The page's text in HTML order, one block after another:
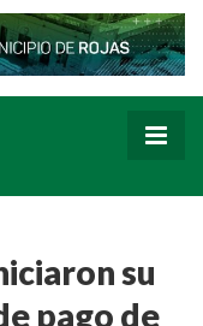
su
pago de